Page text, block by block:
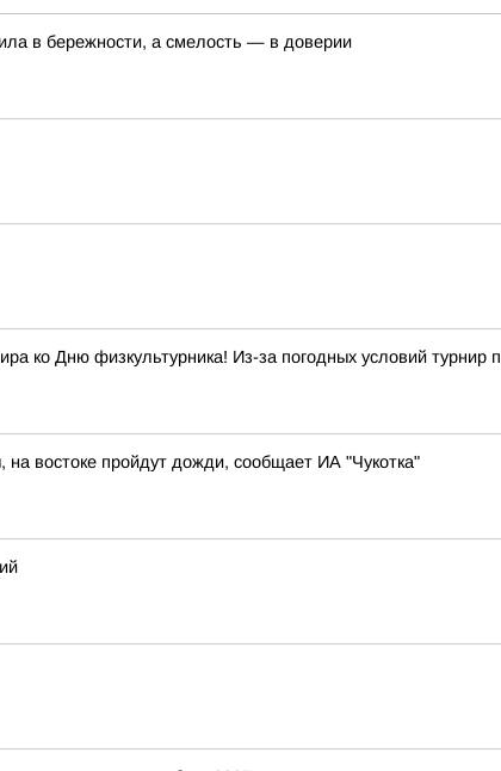
в бережности, а смелость — в доверии
Дню физкультурника! Из-за погодных условий турнир
на востоке пройдут дожди, сообщает ИА "Чукотка"